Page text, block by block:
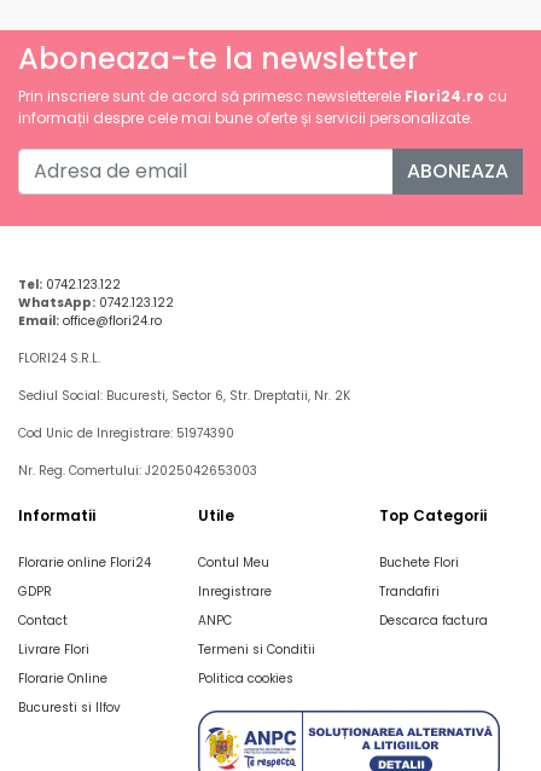
Aboneaza-te la newsletter
Prin inscriere sunt de acord să primesc newsletterele Flori24.ro cu
informații despre cele mai bune oferte și servicii personalizate.
ABONEAZA
Tel: 0742.123.122
WhatsApp: 0742.123.122
Email: office@flori24.ro
FLORI24 S.R.L.
Sediul Social: Bucuresti, Sector 6, Str. Dreptatii, Nr. 2K
Cod Unic de Inregistrare: 51974390
Nr. Reg. Comertului: J2025042653003
Informatii
Florarie online Flori24
GDPR
Contact
Livrare Flori
Florarie Online
Bucuresti si Ilfov
Utile
Contul Meu
Inregistrare
ANPC
Termeni si Conditii
Politica cookies
Top Categorii
Buchete Flori
Trandafiri
Descarca factura